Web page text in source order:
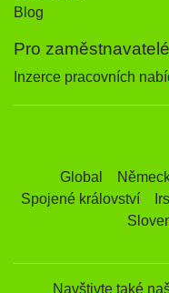
Blog
Pro zaměstnavatelé
Inzerce pracovních
Global
Spojené království
Navštivte také